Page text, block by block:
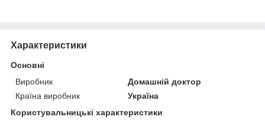
Характеристики
Основні
Виробник
Домашній доктор
Країна виробник
Україна
Користувальницькі характеристики